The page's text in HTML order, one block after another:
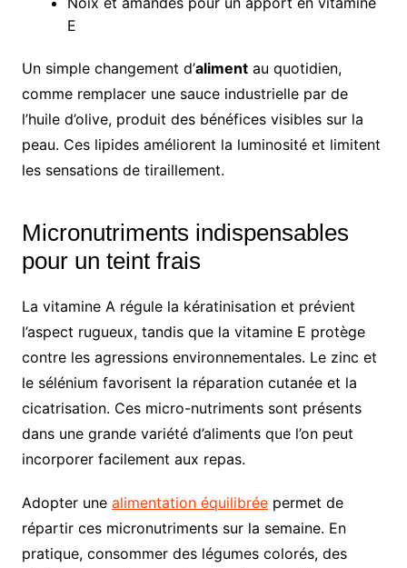
E
Un simple changement d’alimentau quotidien,
comme remplacer une sauce industrielle par de
l’huile d’olive, produit des bénéfices visibles sur la
peau. Ces lipides améliorent la luminosité et limitent
les sensations de tiraillement.
Micronutriments indispensables
pour un teint frais
La vitamine A régule la kératinisation et prévient
l’aspect rugueux, tandis que la vitamine E protège
contre les agressions environnementales. Le zinc et
le sélénium favorisent la réparation cutanée et la
cicatrisation. Ces micro-nutriments sont présents
dans une grande variété d’aliments que l’on peut
incorporer facilement aux repas.
Adopter une alimentation équilibréepermet de
répartir ces micronutriments sur la semaine. En
pratique, consommer des légumes colorés, des